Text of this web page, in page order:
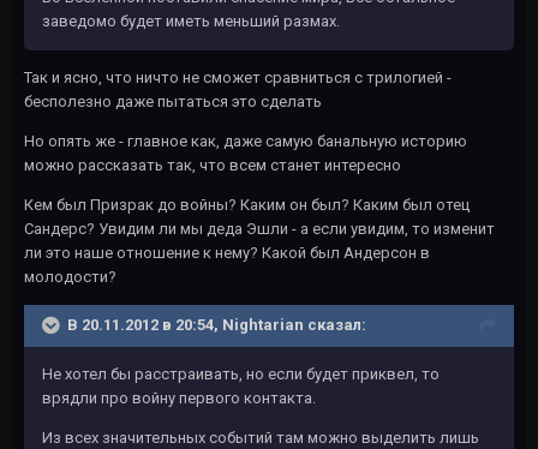
заведомо будет иметь меньший размах.
Так и ясно, что ничто не сможет сравниться с трилогией -
бесполезно даже пытаться это сделать
Но опять же - главное как, даже самую банальную историю
можно рассказать так, что всем станет интересно
Кем был Призрак до войны? Каким он был? Каким был отец
Сандерс? Увидим ли мы деда Эшли - а если увидим, то изменит
ли это наше отношение к нему? Какой был Андерсон в
молодости?
В 20.11.2012 в 20:54, Nightarian сказал:
Не хотел бы расстраивать, но если будет приквел, то
врядли про войну первого контакта.
Из всех значительных событий там можно выделить лишь